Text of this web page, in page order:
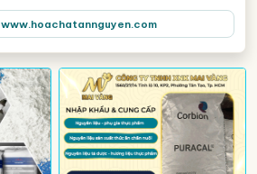
www.hoachatannguyen.com